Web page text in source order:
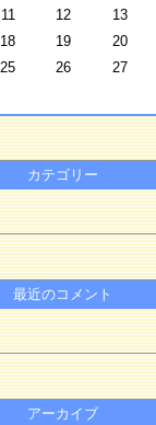
11 12 13
18 19 20
25 26 27
カテゴリー
最近のコメント
アーカイブ